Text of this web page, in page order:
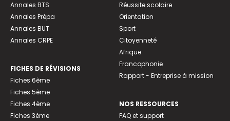
Annales BTS
Annales Prépa
Annales BUT
Annales CRPE
FICHES DE RÉVISIONS
Fiches 6ème
Fiches 5ème
Fiches 4ème
Fiches 3ème
Réussite scolaire
Orientation
Sport
Citoyenneté
Afrique
Francophonie
Rapport - Entreprise à mission
NOS RESSOURCES
FAQ et support